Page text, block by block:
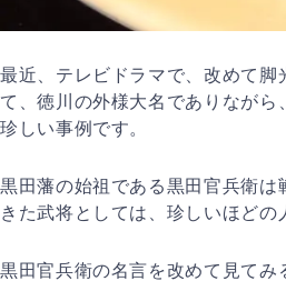
最近、テレビドラマで、改めて
て、徳川の外様大名でありながら
珍しい事例です。
黒田藩の始祖である黒田官兵衛
きた武将としては、珍しいほどの
黒田官兵衛の名言を改めて見て